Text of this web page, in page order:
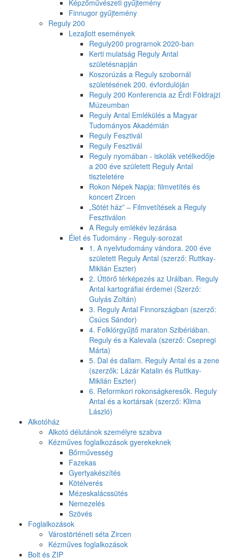
Képzőművészeti gyűjtemény
Finnugor gyűjtemény
Reguly 200
Lezajlott események
Reguly200 programok 2020-ban
Kerti mulatság Reguly Antal
születésnapján
Koszorúzás a Reguly szobornál
születésének 200. évfordulóján
Reguly 200 Konferencia az Érdi Földrajzi
Múzeumban
Reguly Antal Emlékülés a Magyar
Tudományos Akadémián
Reguly Fesztivál
Reguly Fesztivál
Reguly nyomában - iskolák vetélkedője
a 200 éve született Reguly Antal
tiszteletére
Rokon Népek Napja: filmvetítés és
koncert Zircen
„Sötét ház” – Filmvetítések a Reguly
Fesztiválon
A Reguly emlékév lezárása
Élet és Tudomány - Reguly-sorozat
1. A nyelvtudomány vándora. 200 éve
született Reguly Antal (szerző: Ruttkay-
Miklián Eszter)
2. Úttörő térképezés az Urálban. Reguly
Antal kartográfiai érdemei (Szerző:
Gulyás Zoltán)
3. Reguly Antal Finnországban (szerző:
Csúcs Sándor)
4. Folklórgyűjtő maraton Szibériában.
Reguly és a Kalevala (szerző: Csepregi
Márta)
5. Dal és dallam. Reguly Antal és a zene
(szerzők: Lázár Katalin és Ruttkay-
Miklián Eszter)
6. Reformkori rokonságkeresők. Reguly
Antal és a kortársak (szerző: Klima
László)
Alkotóház
Alkotó délutánok személyre szabva
Kézműves foglalkozások gyerekeknek
Bőrművesség
Fazekas
Gyertyakészítés
Kötélverés
Mézeskalácssütés
Nemezelés
Szövés
Foglalkozások
Várostörténeti séta Zircen
Kézműves foglalkozások
Bolt és ZIP